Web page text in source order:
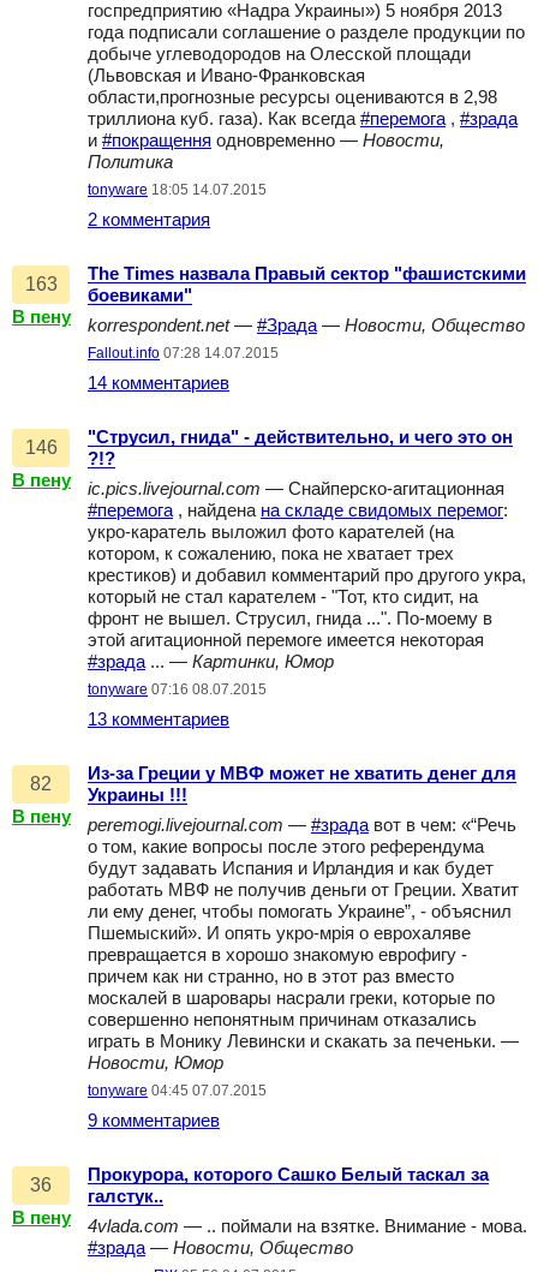
госпредприятию «Надра Украины») 5 ноября 2013
года подписали соглашение о разделе продукции по
добыче углеводородов на Олесской площади
(Львовская и Ивано-Франковская
области,прогнозные ресурсы оцениваются в 2,98
триллиона куб. газа). Как всегда #перемога , #зрада
и #покращення одновременно — Новости,
Политика
tonyware 18:05 14.07.2015
2 комментария
163
В пену
The Times назвала Правый сектор "фашистскими
боевиками"
korrespondent.net— #Зрада — Новости, Общество
Fallout.info 07:28 14.07.2015
14 комментариев
146
В пену
"Струсил, гнида" - действительно, и чего это он
?!?
ic.pics.livejournal.com — Снайперско-агитационная
#перемога , найдена на складе свидомых перемог:
укро-каратель выложил фото карателей (на
котором, к сожалению, пока не хватает трех
крестиков) и добавил комментарий про другого укра,
который не стал карателем - "Тот, кто сидит, на
фронт не вышел. Струсил, гнида ...". По-моему в
этой агитационной перемоге имеется некоторая
#зрада ... — Картинки, Юмор
tonyware 07:16 08.07.2015
13 комментариев
82
В пену
Из-за Греции у МВФ может не хватить денег для
Украины !!!
peremogi.livejournal.com — #зрада вот в чем: «“Речь
о том, какие вопросы после этого референдума
будут задавать Испания и Ирландия и как будет
работать МВФ не получив деньги от Греции. Хватит
ли ему денег, чтобы помогать Украине”, - объяснил
Пшемыский». И опять укро-мрiя о еврохаляве
превращается в хорошо знакомую еврофигу -
причем как ни странно, но в этот раз вместо
москалей в шаровары насрали греки, которые по
совершенно непонятным причинам отказались
играть в Монику Левински и скакать за печеньки. —
Новости, Юмор
tonyware 04:45 07.07.2015
9 комментариев
36
В пену
Прокурора, которого Сашко Белый таскал за
галстук..
4vlada.com — .. поймали на взятке. Внимание - мова.
#зрада — Новости, Общество